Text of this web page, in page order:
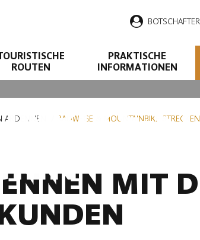
BOTSCHAFTER
ROUTEN
PRAKTISCHE
INFORMATIONEN
ARDENNEN RADWEGE & MOUNTAINBIKE-
MIT